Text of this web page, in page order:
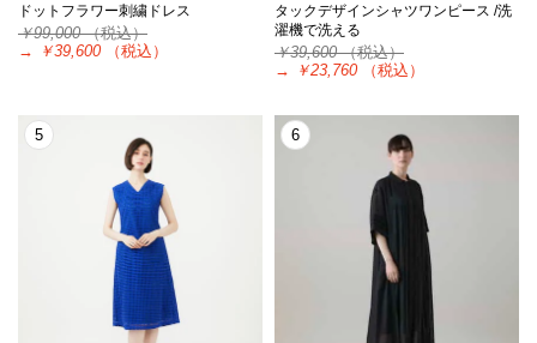
ドットフラワー刺繍ドレス
￥99,000（税込）
→
￥39,600 （税込）
タックデザインシャツワンピース /洗
濯機で洗える
￥39,600（税込）
→
￥23,760 （税込）
5 6